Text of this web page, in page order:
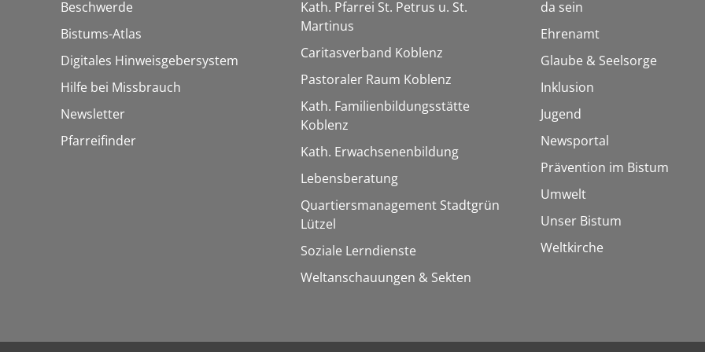
Beschwerde
Bistums-Atlas
Digitales Hinweisgebersystem
Hilfe bei Missbrauch
Newsletter
Pfarreifinder
Kath. Pfarrei St. Petrus u. St.
Martinus
Caritasverband Koblenz
Pastoraler Raum Koblenz
Kath. Familienbildungsstätte
Koblenz
Kath. Erwachsenenbildung
Lebensberatung
Quartiersmanagement Stadtgrün
Lützel
Soziale Lerndienste
Weltanschauungen & Sekten
da sein
Ehrenamt
Glaube & Seelsorge
Inklusion
Jugend
Newsportal
Prävention im Bistum
Umwelt
Unser Bistum
Weltkirche